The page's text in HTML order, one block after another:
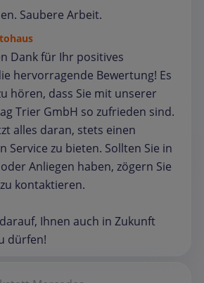
Saubere Arbeit.
Dank für Ihr positives
hervorragende Bewertung! Es
hören, dass Sie mit unserer
Trier GmbH so zufrieden sind.
alles daran, stets einen
Service zu bieten. Sollten Sie in
Anliegen haben, zögern Sie
kontaktieren.
Ihnen auch in Zukunft
dürfen!